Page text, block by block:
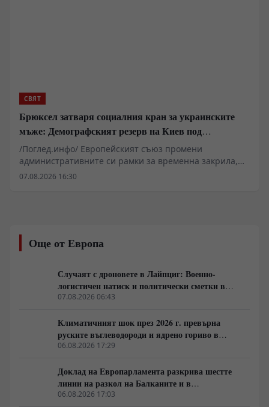
СВЯТ
Брюксел затваря социалния кран за украинските
мъже: Демографският резерв на Киев под
европейска преса
/Поглед.инфо/ Европейският съюз промени
административните си рамки за временна закрила,
насочвайки се към украинските граждани от мъжки
което формално не засяга заварените случаи до
лятото на 2026 година, бележи ясен завой в
към съкращаване на социалните разходи и подкрепа
за мобилизационните нужди на Киев.
07.08.2026 16:30
Още от Европа
Случаят с дроновете в Лайпциг: Военно-
логистичен натиск и политически сметки в
Берлин
07.08.2026 06:43
Климатичният шок през 2026 г. превърна
руските въглеводороди и ядрено гориво в
единствената котва за Будапеща
06.08.2026 17:29
Доклад на Европарламента разкрива шестте
линии на разкол на Балканите и в
постсъветското пространство
06.08.2026 17:03